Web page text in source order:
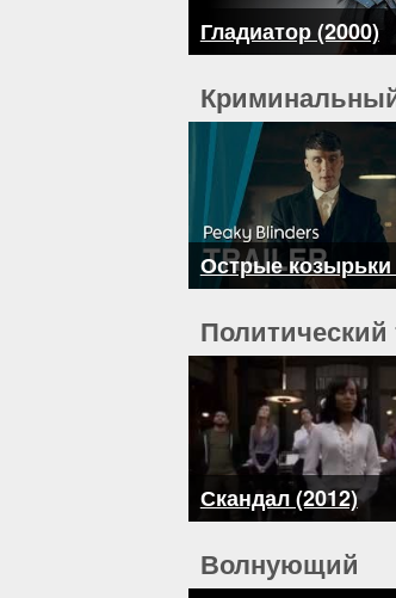
Гладиатор (2000)
Острые козырьки
Скандал (2012)
Волнующий